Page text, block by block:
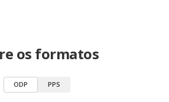
os formatos
ODP PPS